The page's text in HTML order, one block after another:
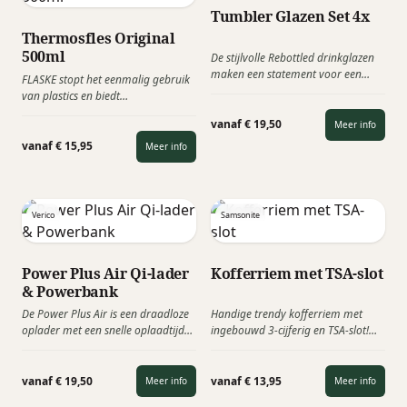
Thermosfles Original
500ml
FLASKE stopt het eenmalig gebruik
van plastics en biedt
rvs drinkflessen aan van de hoogste
kwaliteit. Je neemt je FLASKE overal
mee naar toe en kunt hem altijd
etc.
vanaf € 15,95 Meer info
Tumbler Glazen Set 4x
De stijlvolle Rebottled drinkglazen
maken een statement voor een
je op tafel, maar in heel Europa.
Dingen weggooien is
vanzelfsprekend, maar we moeten
onze planeet zo min mogelijk
uitgeput raakt met al haar
grondstoffen.
vanaf € 19,50 Meer info
Verico
Power Plus Air Qi-lader
& Powerbank
De Power Plus Air is een draadloze
oplader met een snelle oplaadtijd
prijs/kwaliteitsverhouding. Leg je
smartphone met Qi-technologie op
het Icoontje in het midden en hij is
vanaf € 19,50 Meer info
Samsonite
Kofferriem met TSA-slot
Handige trendy kofferriem met
ingebouwd 3-cijferig en TSA-slot!
voor extra herkenbaarheid,
stevigheid en veiligheid voor een
vanaf € 13,95 Meer info